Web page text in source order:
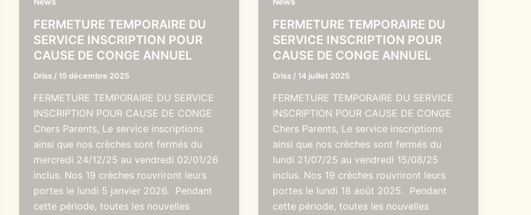
FERMETURE TEMPORAIRE DU
SERVICE INSCRIPTION POUR
CAUSE DE CONGE ANNUEL
Driss / 15 décembre 2025
FERMETURE TEMPORAIRE DU SERVICE
INSCRIPTION POUR CAUSE DE CONGE
Chers Parents, Le service inscriptions
ainsi que nos crèches sont fermés du
mercredi 24/12/25 au vendredi 02/01/26
inclus. Nos 19 crèches rouvriront leurs
portes le lundi 5 janvier 2026. Pendant
cette période, toutes les nouvelles
FERMETURE TEMPORAIRE DU
SERVICE INSCRIPTION POUR
CAUSE DE CONGE ANNUEL
Driss / 14 juillet 2025
FERMETURE TEMPORAIRE DU SERVICE
INSCRIPTION POUR CAUSE DE CONGE
Chers Parents, Le service inscriptions
ainsi que nos crèches sont fermés du
lundi 21/07/25 au vendredi 15/08/25
inclus. Nos 19 crèches rouvriront leurs
portes le lundi 18 août 2025. Pendant
cette période, toutes les nouvelles